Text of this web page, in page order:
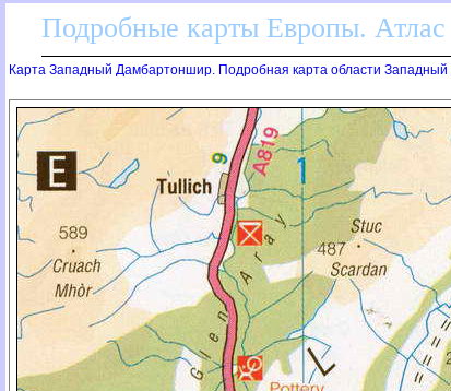
Подробные карты Европы. Атлас
Карта Западный Дамбартоншир. Подробная карта области